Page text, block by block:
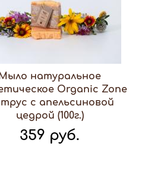
натуральное
Organic Zone
с апельсиновой
цедрой (100г.)
359 руб.